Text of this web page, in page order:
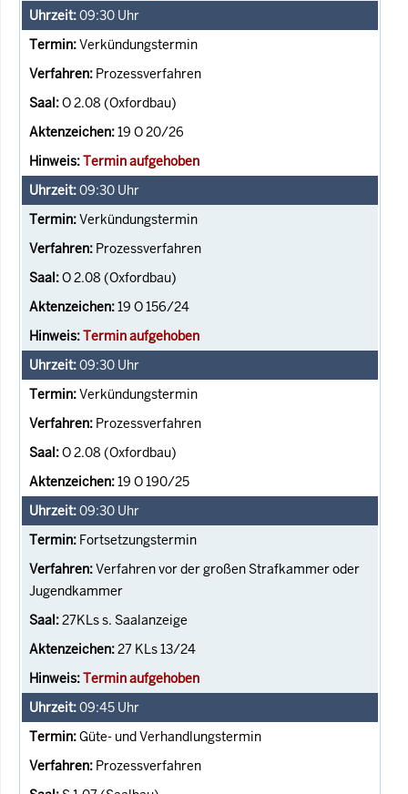
09:30 Uhr
Verkündungstermin
Prozessverfahren
O 2.08 (Oxfordbau)
19 O 20/26
Termin aufgehoben
09:30 Uhr
Verkündungstermin
Prozessverfahren
O 2.08 (Oxfordbau)
19 O 156/24
Termin aufgehoben
09:30 Uhr
Verkündungstermin
Prozessverfahren
O 2.08 (Oxfordbau)
19 O 190/25
09:30 Uhr
Fortsetzungstermin
Verfahren vor der großen Strafkammer oder
Jugendkammer
27KLs s. Saalanzeige
27 KLs 13/24
Termin aufgehoben
09:45 Uhr
Güte- und Verhandlungstermin
Prozessverfahren